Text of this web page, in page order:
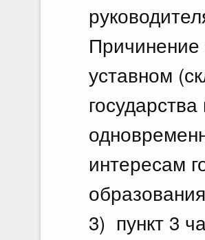
Причинение
уставном
интересам
3) пункт 3